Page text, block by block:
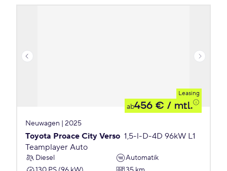
Leasing
ab456 € / mtl.
Neuwagen | 2025
Toyota Proace City Verso 1,5-l-D-4D 96kW L1
Teamplayer Auto
Diesel
Automatik